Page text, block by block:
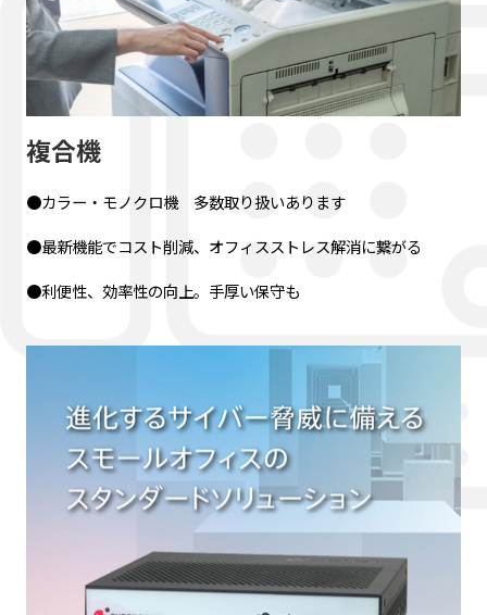
複合機
●カラー・モノクロ機 多数取り扱いあります
●最新機能でコスト削減、オフィスストレス解消に繋がる
●利便性、効率性の向上。手厚い保守も